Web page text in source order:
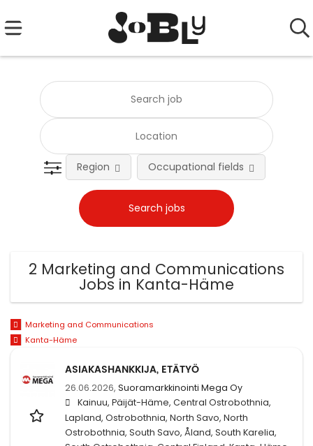
Region Occupational fields
2 Marketing and Communications
Jobs in Kanta-Häme
Marketing and Communications
Kanta-Häme
ASIAKASHANKKIJA, ETÄTYÖ
26.06.2026, Suoramarkkinointi Mega Oy
Kainuu, Päijät-Häme, Central Ostrobothnia,
Lapland, Ostrobothnia, North Savo, North
Ostrobothnia, South Savo, Åland, South Karelia,